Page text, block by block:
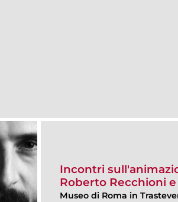
Incontri
Roberto Recchioni
Museo di Roma in